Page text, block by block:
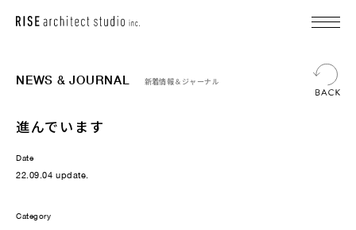
NEWS & JOURNAL 新着情報＆ジャーナル
進んでいます
Date
22.09.04 update.
Category